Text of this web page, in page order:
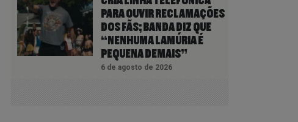
PARA OUVIR RECLAMAÇÕES
DOS FÃS; BANDA DIZ QUE
“NENHUMA LAMÚRIA É
PEQUENA DEMAIS”
6 de agosto de 2026